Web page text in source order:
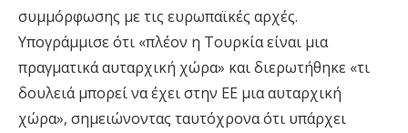
συμμόρφωσης με τις ευρωπαϊκές αρχές.
Υπογράμμισε ότι «πλέον η Τουρκία είναι μια
πραγματικά αυταρχική χώρα» και διερωτήθηκε «τι
δουλειά μπορεί να έχει στην ΕΕ μια αυταρχική
χώρα», σημειώνοντας ταυτόχρονα ότι υπάρχει